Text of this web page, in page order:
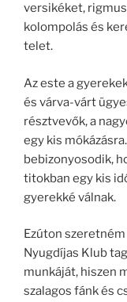
versikéket,
kolompolás és
telet.
Az este a
és várva-várt
résztvevők, a
egy kis
bebizonyosodik,
titokban egy kis
gyerekké válnak.
Ezúton
Nyugdíjas Klub
munkáját, hiszen
szalagos fánk és